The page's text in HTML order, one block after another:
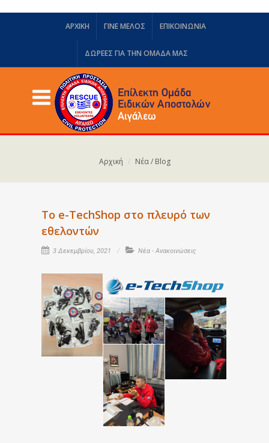
ΑΡΧΙΚΗ ΓΙΝΕ ΜΕΛΟΣ ΕΠΙΚΟΙΝΩΝΙΑ
ΔΩΡΕΈΣ ΓΙΑ ΤΗΝ ΟΜΆΔΑ ΜΑΣ
Αρχική Νέα / Blog
To e-TechShop στο πλευρό των
εθελοντών
3 Δεκεμβρίου, 2021 Νέα - Ανακοινώσεις